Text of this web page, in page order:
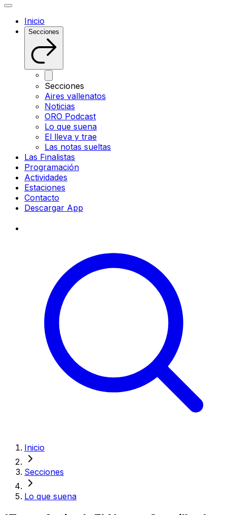
Inicio
Secciones
Secciones
Aires vallenatos
Noticias
ORO Podcast
Lo que suena
El lleva y trae
Las notas sueltas
Las Finalistas
Programación
Actividades
Estaciones
Contacto
Descargar App
Inicio
Secciones
Lo que suena